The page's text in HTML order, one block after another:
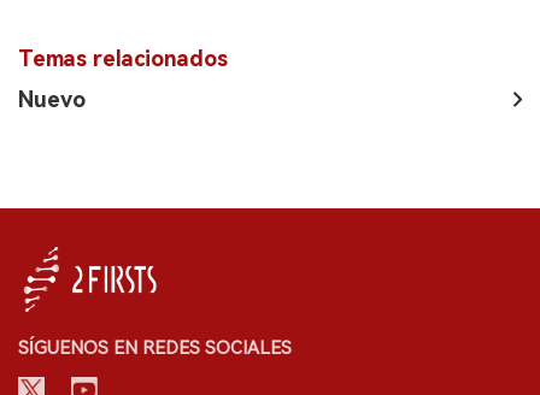
Temas relacionados
Nuevo
SÍGUENOS EN REDES SOCIALES